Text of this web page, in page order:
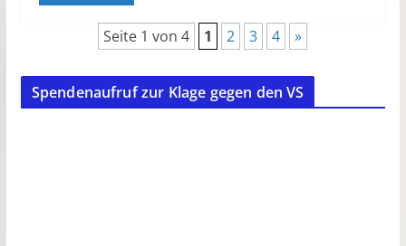
Seite 1 von 4 1 2 3 4 »
Spendenaufruf zur Klage gegen den VS